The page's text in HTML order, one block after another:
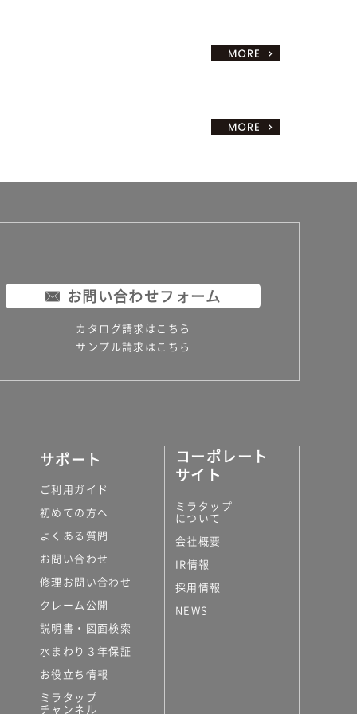
お問い合わせフォーム
カタログ請求はこちら
サンプル請求はこちら
サポート
ご利用ガイド
初めての方へ
よくある質問
お問い合わせ
修理お問い合わせ
クレーム公開
説明書・図面検索
水まわり３年保証
お役立ち情報
ミラタップ
チャンネル
コーポレート
サイト
ミラタップ
について
会社概要
IR情報
採用情報
NEWS